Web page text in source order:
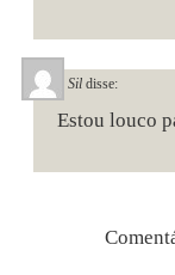
Sil disse:
Estou louco